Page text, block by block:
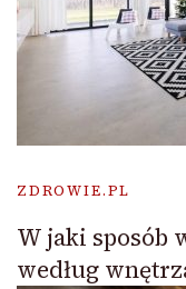
ZDROWIE.PL
W jaki sposób
według